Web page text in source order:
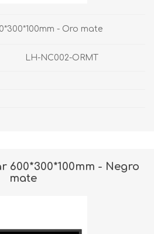
- Oro mate
LH-NC002-ORMT
600*300*100mm - Negro
mate